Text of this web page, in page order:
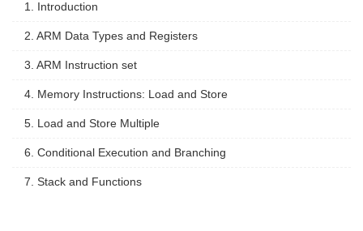
1. Introduction
2. ARM Data Types and Registers
3. ARM Instruction set
4. Memory Instructions: Load and Store
5. Load and Store Multiple
6. Conditional Execution and Branching
7. Stack and Functions